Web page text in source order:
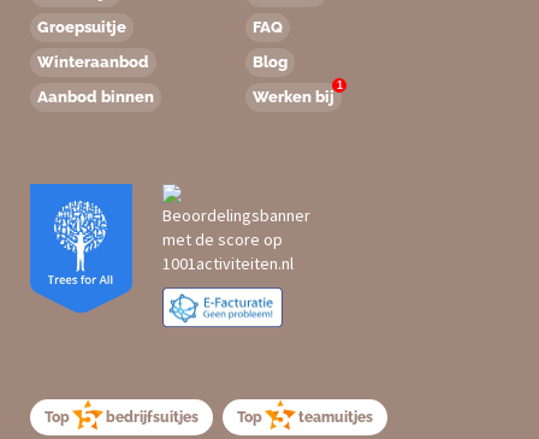
Groepsuitje
Winteraanbod
Aanbod binnen
FAQ
Blog
Werken bij
1
Top bedrijfsuitjes Top teamuitjes